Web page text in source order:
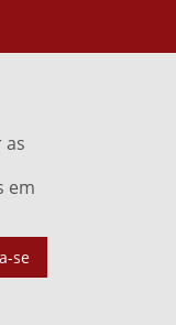
as
em
se